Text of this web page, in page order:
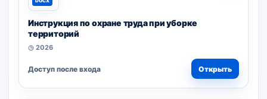
Инструкция по охране труда при уборке
территорий
◷ 2026
Доступ после входа Открыть